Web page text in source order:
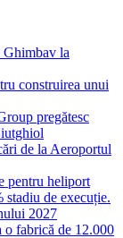
Ghimbav la
construirea unui
pregătesc
de la Aeroportul
pentru heliport
stadiu de execuție.
2027
fabrică de 12.000